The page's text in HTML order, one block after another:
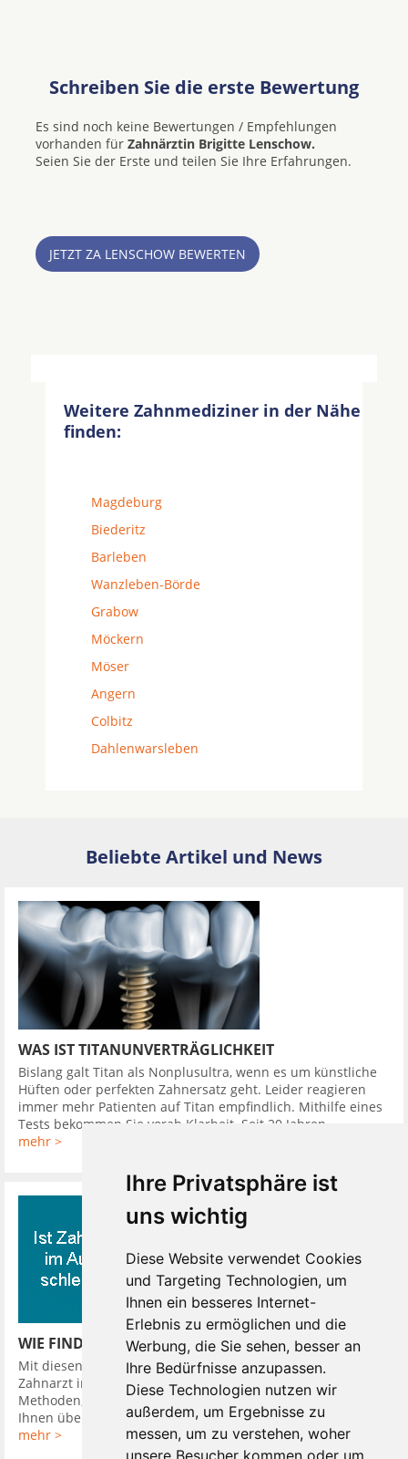
Ihre Privatsphäre ist
uns wichtig
Diese Website verwendet Cookies
und Targeting Technologien, um
Ihnen ein besseres Internet-
Erlebnis zu ermöglichen und die
Werbung, die Sie sehen, besser an
Ihre Bedürfnisse anzupassen.
Diese Technologien nutzen wir
außerdem, um Ergebnisse zu
messen, um zu verstehen, woher
unsere Besucher kommen oder um
Schreiben Sie die erste Bewertung
Es sind noch keine Bewertungen / Empfehlungen
vorhanden für Zahnärztin Brigitte Lenschow.
Seien Sie der Erste und teilen Sie Ihre Erfahrungen.
JETZT ZA LENSCHOW BEWERTEN
Weitere Zahnmediziner in der Nähe
finden:
Magdeburg
Biederitz
Barleben
Wanzleben-Börde
Grabow
Möckern
Möser
Angern
Colbitz
Dahlenwarsleben
Beliebte Artikel und News
WAS IST TITANUNVERTRÄGLICHKEIT
Bislang galt Titan als Nonplusultra, wenn es um künstliche
Hüften oder perfekten Zahnersatz geht. Leider reagieren
immer mehr Patienten auf Titan empfindlich. Mithilfe eines
Tests bekommen Sie vorab Klarheit. Seit 20 Jahren ...
mehr >
WIE FINDE ICH EINEN GUTEN ZAHNARZT
Mit diesen 10 Tipps finden Sie leicht einen guten günstigen
Zahnarzt in Ihrer Nähe. So hat Ihr Zahnarzt verschiedene
Methoden, Sie in seine Diagnose einzubeziehen. Er kann
Ihnen über Kamera oder ...
mehr >